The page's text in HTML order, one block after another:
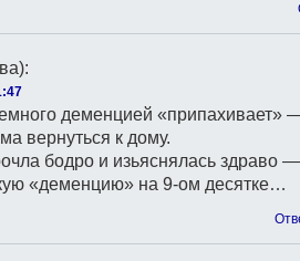
:
деменцией «припахивает»
вернуться к дому.
бодро и изьяснялась здраво —
«деменцию» на 9-ом десятке…